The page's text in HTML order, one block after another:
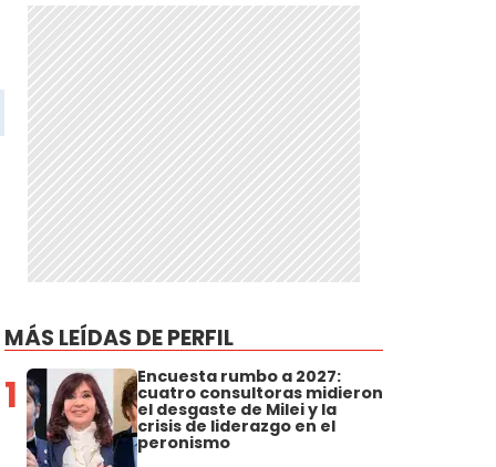
MÁS LEÍDAS DE PERFIL
1 Encuesta rumbo a 2027:
cuatro consultoras midieron
el desgaste de Milei y la
crisis de liderazgo en el
peronismo